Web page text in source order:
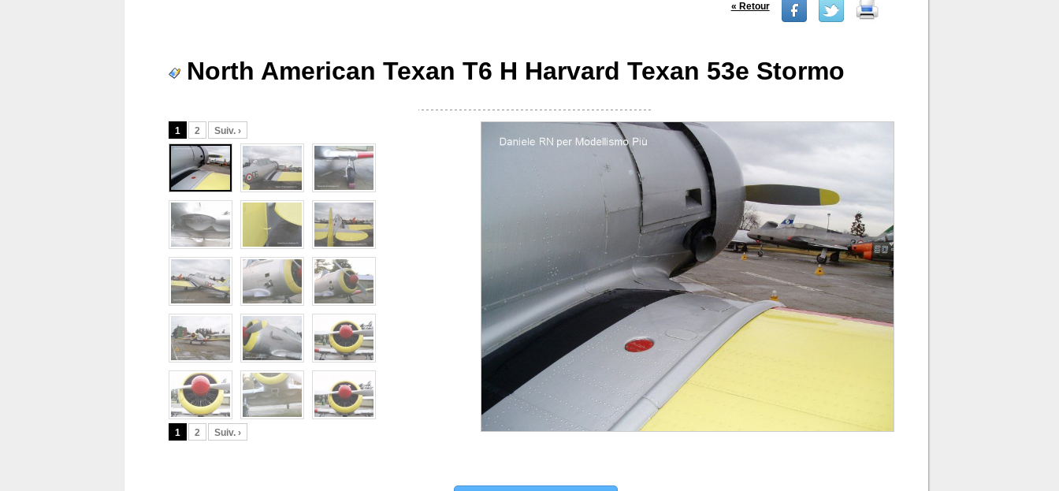
« Retour
North American Texan T6 H Harvard Texan 53e Stormo
1 2 Suiv. ›
1 2 Suiv. ›